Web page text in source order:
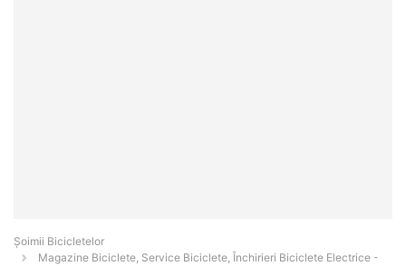
Șoimii Bicicletelor
Magazine Biciclete, Service Biciclete, Închirieri Biciclete Electrice -